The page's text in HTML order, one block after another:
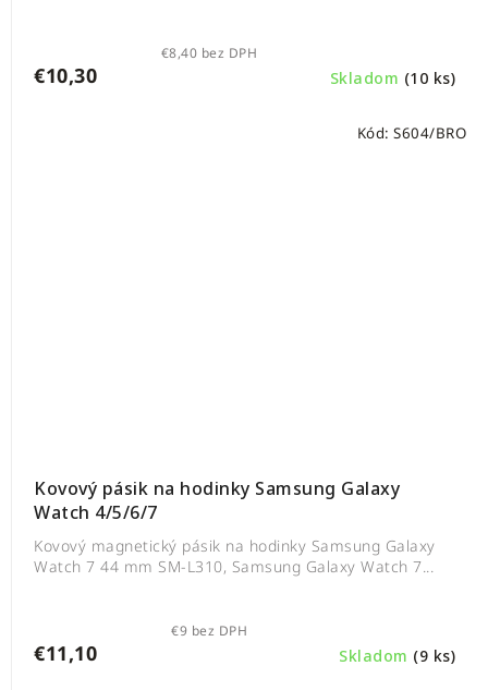
Skladom (10 ks)
€8,40 bez DPH
€10,30
Kovový pásik na hodinky Samsung Galaxy
Watch 4/5/6/7
Skladom (9 ks)
€9 bez DPH
€11,10
Kovový magnetický pásik na hodinky Samsung Galaxy
Watch 7 44 mm SM-L310, Samsung Galaxy Watch 7...
Kód: S604/BRO